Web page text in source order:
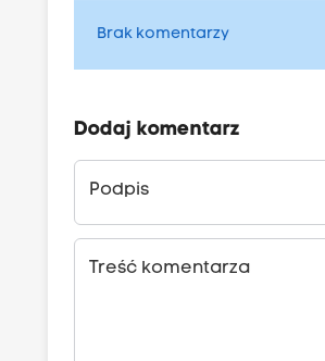
Brak komentarzy
Dodaj komentarz
Podpis
Treść komentarza